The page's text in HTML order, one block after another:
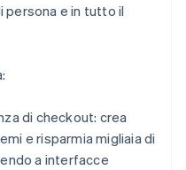
persona e in tutto il
di checkout: crea
e risparmia migliaia di
a interfacce